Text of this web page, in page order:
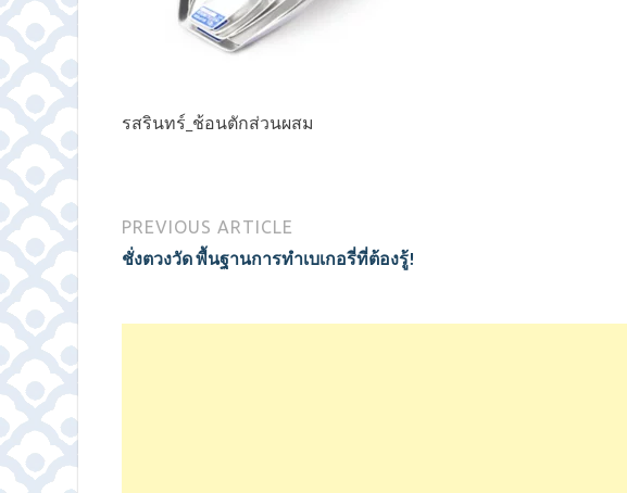
รสรินทร์_ช้อนตักส่วนผสม
PREVIOUS ARTICLE
ชั่งตวงวัด พื้นฐานการทำเบเกอรี่ที่ต้องรู้!